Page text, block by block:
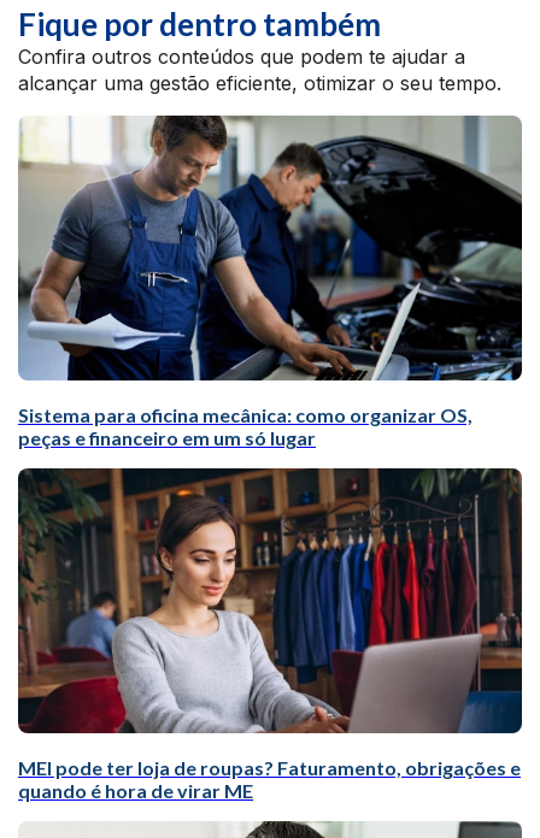
Fique por dentro também
Confira outros conteúdos que podem te ajudar a
alcançar uma gestão eficiente, otimizar o seu tempo.
Sistema para oficina mecânica: como organizar OS,
peças e financeiro em um só lugar
MEI pode ter loja de roupas? Faturamento, obrigações e
quando é hora de virar ME